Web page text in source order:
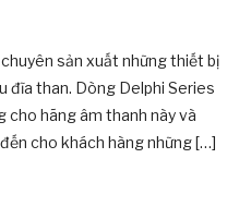
sản xuất những thiết bị
đĩa than. Dòng Delphi Series
cho hãng âm thanh này và
cho khách hàng những […]